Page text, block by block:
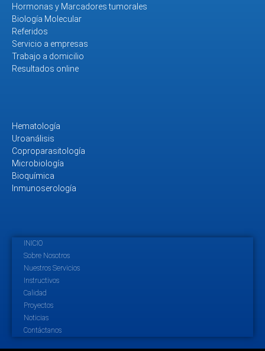
Hormonas y Marcadores tumorales
Biología Molecular
Referidos
Servicio a empresas
Trabajo a domicilio
Resultados online
Hematología
Uroanálisis
Coproparasitología
Microbiología
Bioquímica
Inmunoserología
INICIO
Sobre Nosotros
Nuestros Servicios
Instructivos
Calidad
Proyectos
Noticias
Contáctanos